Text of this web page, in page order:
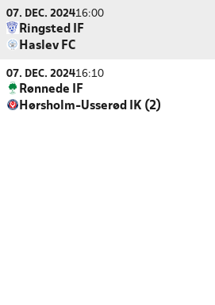
07. DEC. 202416:00
Ringsted IF
Haslev FC
07. DEC. 202416:10
Rønnede IF
Hørsholm-Usserød IK (2)